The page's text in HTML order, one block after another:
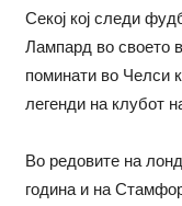
Секој кој следи
Лампард во своето
поминати во Челси
легенди на клубот
Во редовите на
година и на